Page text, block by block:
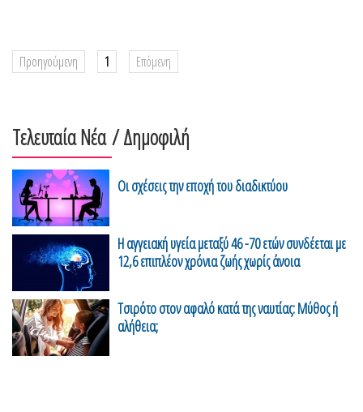
Προηγούμενη 1 Επόμενη
Τελευταία Νέα/ Δημοφιλή
Οι σχέσεις την εποχή του διαδικτύου
H αγγειακή υγεία μεταξύ 46 -70 ετών συνδέεται με
12,6 επιπλέον χρόνια ζωής χωρίς άνοια
Τσιρότο στον αφαλό κατά της ναυτίας: Μύθος ή
αλήθεια;